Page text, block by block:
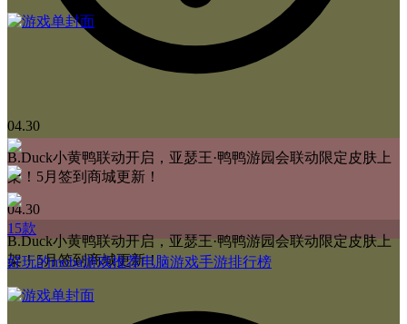
04.30
B.Duck小黄鸭联动开启，亚瑟王·鸭鸭游园会联动限定皮肤上
架！5月签到商城更新！
04.30
B.Duck小黄鸭联动开启，亚瑟王·鸭鸭游园会联动限定皮肤上
架！5月签到商城更新！
15款
好玩的moba游戏推荐电脑游戏手游排行榜